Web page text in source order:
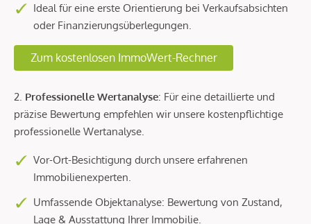
Ideal für eine erste Orientierung bei Verkaufsabsichten
oder Finanzierungsüberlegungen.
Zum kostenlosen ImmoWert-Rechner
2. Professionelle Wertanalyse: Für eine detaillierte und
präzise Bewertung empfehlen wir unsere kostenpflichtige
professionelle Wertanalyse.
Vor-Ort-Besichtigung durch unsere erfahrenen
Immobilienexperten.
Umfassende Objektanalyse: Bewertung von Zustand,
Lage & Ausstattung Ihrer Immobilie.